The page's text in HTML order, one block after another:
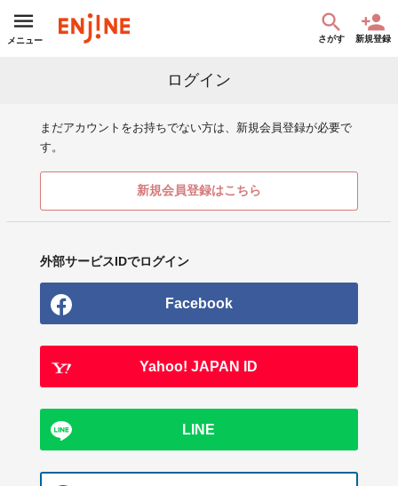
メニュー さがす 新規登録
ログイン
まだアカウントをお持ちでない方は、新規会員登録が必要で
す。
新規会員登録はこちら
外部サービスIDでログイン
Facebook
Yahoo! JAPAN ID
LINE